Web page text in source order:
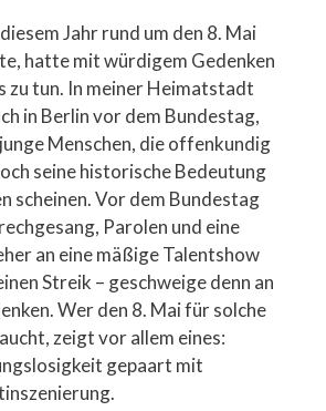
Jahr rund um den 8. Mai
hatte mit würdigem Gedenken
zu tun. In meiner Heimatstadt
in Berlin vor dem Bundestag,
Menschen, die offenkundig
seine historische Bedeutung
scheinen. Vor dem Bundestag
Parolen und eine
an eine mäßige Talentshow
Streik – geschweige denn an
Wer den 8. Mai für solche
zeigt vor allem eines:
gepaart mit